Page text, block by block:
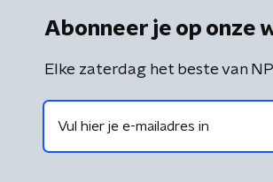
Abonneer je op onze
Elke zaterdag het beste van